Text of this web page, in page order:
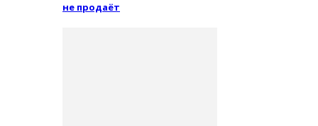
не продаёт